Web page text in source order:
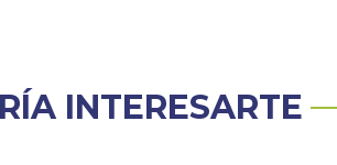
INTERESARTE